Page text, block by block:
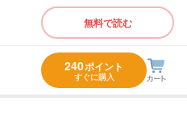
無料で読む
240ポイント
すぐに購入